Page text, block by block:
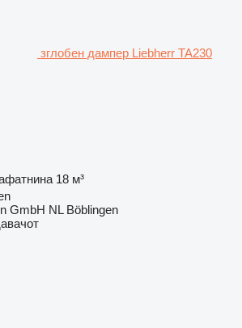
зглобен дампер Liebherr TA230
18 м³
GmbH NL Böblingen